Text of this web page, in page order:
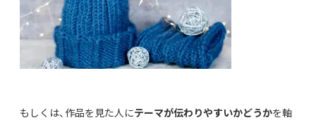
もしくは、作品を見た人にテーマが伝わりやすいかどうかを軸